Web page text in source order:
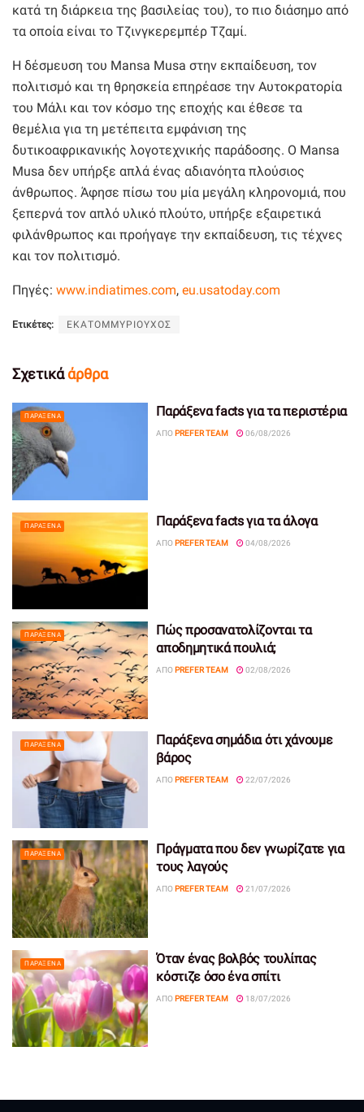
κατά τη διάρκεια της βασιλείας του), το πιο διάσημο από
τα οποία είναι το Τζινγκερεμπέρ Τζαμί.
Η δέσμευση του Mansa Musa στην εκπαίδευση, τον
πολιτισμό και τη θρησκεία επηρέασε την Αυτοκρατορία
του Μάλι και τον κόσμο της εποχής και έθεσε τα
θεμέλια για τη μετέπειτα εμφάνιση της
δυτικοαφρικανικής λογοτεχνικής παράδοσης. Ο Mansa
Musa δεν υπήρξε απλά ένας αδιανόητα πλούσιος
άνθρωπος. Άφησε πίσω του μία μεγάλη κληρονομιά, που
ξεπερνά τον απλό υλικό πλούτο, υπήρξε εξαιρετικά
φιλάνθρωπος και προήγαγε την εκπαίδευση, τις τέχνες
και τον πολιτισμό.
Πηγές: www.indiatimes.com, eu.usatoday.com
Ετικέτες: ΕΚΑΤΟΜΜΥΡΙΟΥΧΟΣ
Σχετικάάρθρα
ΠΑΡΆΞΕΝΑ Παράξενα facts για τα περιστέρια
ΑΠΌ PREFER TEAM 06/08/2026
ΠΑΡΆΞΕΝΑ Παράξενα facts για τα άλογα
ΑΠΌ PREFER TEAM 04/08/2026
ΠΑΡΆΞΕΝΑ
Πώς προσανατολίζονται τα
αποδημητικά πουλιά;
ΑΠΌ PREFER TEAM 02/08/2026
ΠΑΡΆΞΕΝΑ
Παράξενα σημάδια ότι χάνουμε
βάρος
ΑΠΌ PREFER TEAM 22/07/2026
ΠΑΡΆΞΕΝΑ
Πράγματα που δεν γνωρίζατε για
τους λαγούς
ΑΠΌ PREFER TEAM 21/07/2026
ΠΑΡΆΞΕΝΑ
Όταν ένας βολβός τουλίπας
κόστιζε όσο ένα σπίτι
ΑΠΌ PREFER TEAM 18/07/2026